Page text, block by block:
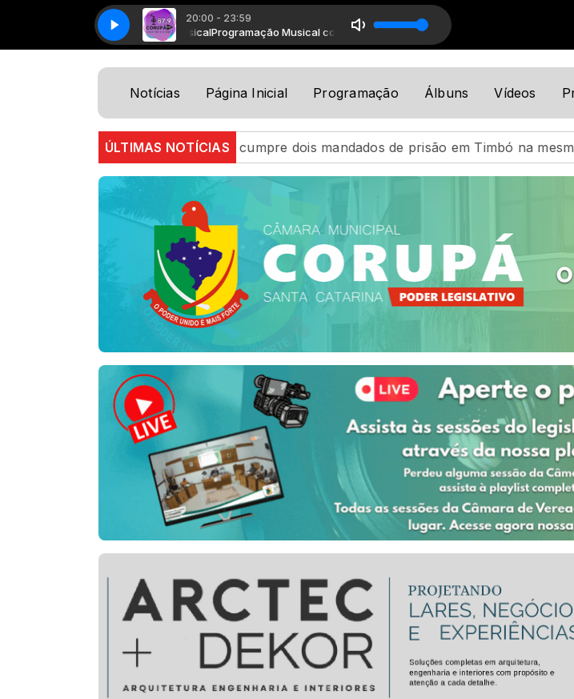
20:00 - 23:59
Programação Musical com Programação MusicalProgramação Musical com
Notícias Página Inicial Programação Álbuns Vídeos
ÚLTIMAS NOTÍCIAS
Polícia Militar cumpre dois mandados de prisão em Timbó na mesma tarde PRF